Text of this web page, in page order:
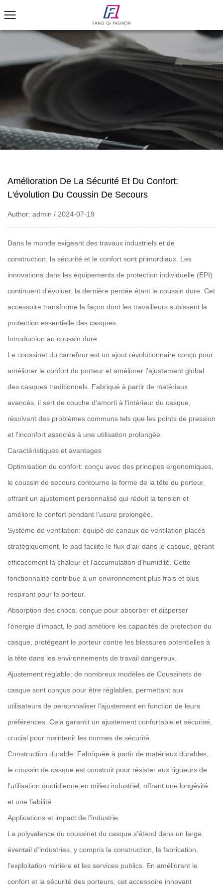
Amélioration De La Sécurité Et Du Confort:
L'évolution Du Coussin De Secours
Author: admin / 2024-07-19
Dans le monde exigeant des travaux industriels et de
construction, la sécurité et le confort sont primordiaux. Les
innovations dans les équipements de protection individuelle (EPI)
continuent d'évoluer, la dernière percée étant le coussin dure. Cet
accessoire transforme la façon dont les travailleurs subissent la
protection essentielle des casques.
Introduction au coussin dure
Le coussinet du carrefour est un ajout révolutionnaire conçu pour
améliorer le confort du porteur et améliorer l'ajustement global
des casques traditionnels. Fabriqué à partir de matériaux
avancés, il sert de couche d'amorti à l'intérieur du casque,
résolvant des problèmes communs tels que les points de pression
et l'inconfort associés à une utilisation prolongée.
Caractéristiques et avantages
Optimisation du confort: conçu avec des principes ergonomiques,
le coussin de secours contourne la forme de la tête du porteur,
offrant un ajustement personnalisé qui réduit la tension et
améliore le confort pendant l'usure prolongée.
Système de ventilation: équipé de canaux de ventilation placés
stratégiquement, le pad facilite le flux d'air dans le casque, gérant
efficacement la chaleur et l'accumulation d'humidité. Cette
fonctionnalité contribue à un environnement plus frais et plus
respirant pour le porteur.
Absorption des chocs: conçue pour absorber et disperser
l'énergie d'impact, le pad améliore les capacités de protection du
casque, protégeant le porteur contre les blessures potentielles à
la tête dans les environnements de travail dangereux.
Ajustement réglable: de nombreux modèles de Coussinets de
casque sont conçus pour être réglables, permettant aux
utilisateurs de personnaliser l'ajustement en fonction de leurs
préférences. Cela garantit un ajustement confortable et sécurisé,
crucial pour maintenir les normes de sécurité.
Construction durable: Fabriquée à partir de matériaux durables,
le coussin de casque est construit pour résister aux rigueurs de
l'utilisation quotidienne en milieu industriel, offrant une longévité
et une fiabilité.
Applications et impact de l'industrie
La polyvalence du coussinet du casque s'étend dans un large
éventail d'industries, y compris la construction, la fabrication,
l'exploitation minière et les services publics. En améliorant le
confort et la sécurité des porteurs, cet accessoire innovant